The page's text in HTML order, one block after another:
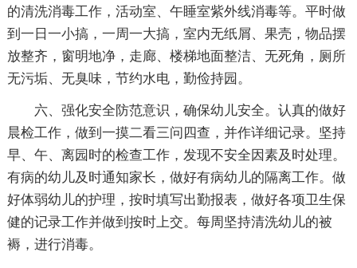
的清洗消毒工作，活动室、午睡室紫外线消毒等。平时做
到一日一小搞，一周一大搞，室内无纸屑、果壳，物品摆
放整齐，窗明地净，走廊、楼梯地面整洁、无死角，厕所
无污垢、无臭味，节约水电，勤俭持园。
六、强化安全防范意识，确保幼儿安全。认真的做好
晨检工作，做到一摸二看三问四查，并作详细记录。坚持
早、午、离园时的检查工作，发现不安全因素及时处理。
有病的幼儿及时通知家长，做好有病幼儿的隔离工作。做
好体弱幼儿的护理，按时填写出勤报表，做好各项卫生保
健的记录工作并做到按时上交。每周坚持清洗幼儿的被
褥，进行消毒。